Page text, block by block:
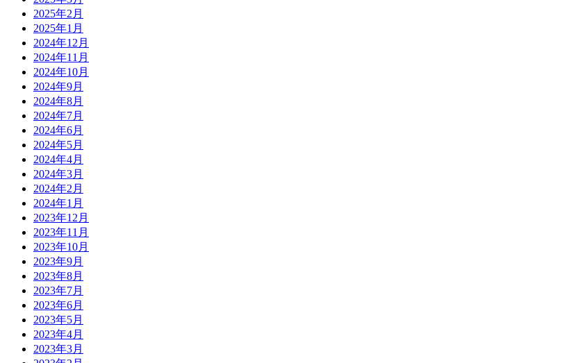
2025年2月
2025年1月
2024年12月
2024年11月
2024年10月
2024年9月
2024年8月
2024年7月
2024年6月
2024年5月
2024年4月
2024年3月
2024年2月
2024年1月
2023年12月
2023年11月
2023年10月
2023年9月
2023年8月
2023年7月
2023年6月
2023年5月
2023年4月
2023年3月